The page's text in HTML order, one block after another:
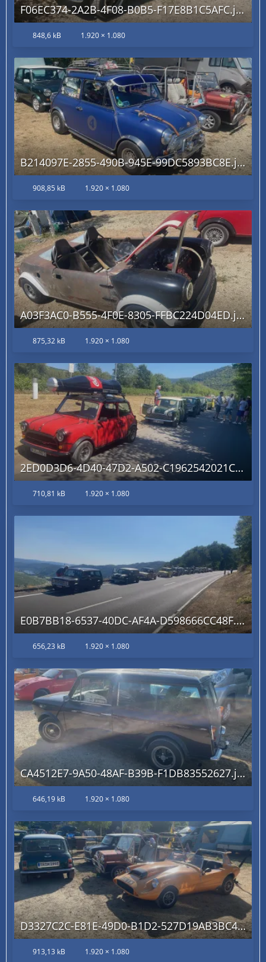
F06EC374-2A2B-4F08-B0B5-F17E8B1C5AFC.jpg
848,6 kB 1.920 × 1.080
B214097E-2855-490B-945E-99DC5893BC8E.jpg
908,85 kB 1.920 × 1.080
A03F3AC0-B555-4F0E-8305-FFBC224D04ED.jpg
875,32 kB 1.920 × 1.080
2ED0D3D6-4D40-47D2-A502-C1962542021C.jpg
710,81 kB 1.920 × 1.080
E0B7BB18-6537-40DC-AF4A-D598666CC48F.jpg
656,23 kB 1.920 × 1.080
CA4512E7-9A50-48AF-B39B-F1DB83552627.jpg
646,19 kB 1.920 × 1.080
D3327C2C-E81E-49D0-B1D2-527D19AB3BC4.jpg
913,13 kB 1.920 × 1.080